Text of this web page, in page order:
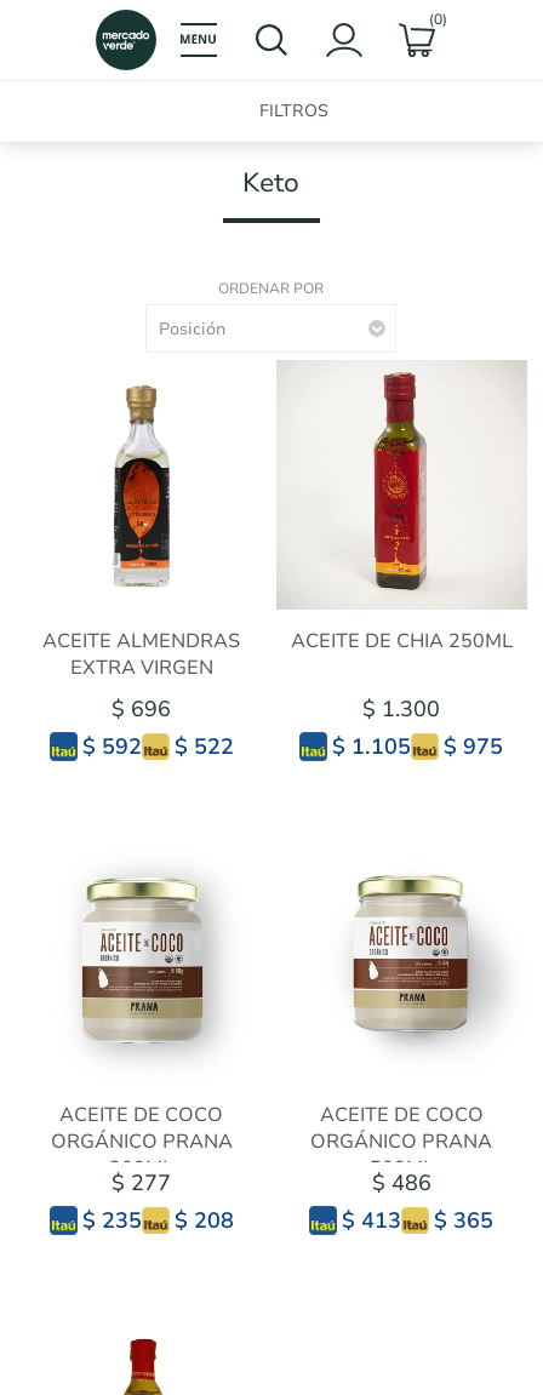
(0)
FILTROS
Keto
ORDENAR POR
ACEITE ALMENDRAS
EXTRA VIRGEN
$ 696
$ 592
$ 522
ACEITE DE CHIA 250ML
$ 1.300
$ 1.105
$ 975
ACEITE DE COCO
ORGÁNICO PRANA
200ML
$ 277
$ 235
$ 208
ACEITE DE COCO
ORGÁNICO PRANA
500ML
$ 486
$ 413
$ 365